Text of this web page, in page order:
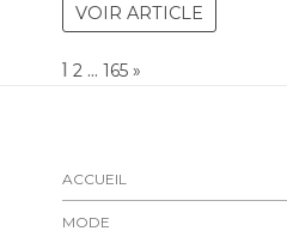
VOIR ARTICLE
Page:
1 2 … 165 NEXT
»
ACCUEIL
MODE